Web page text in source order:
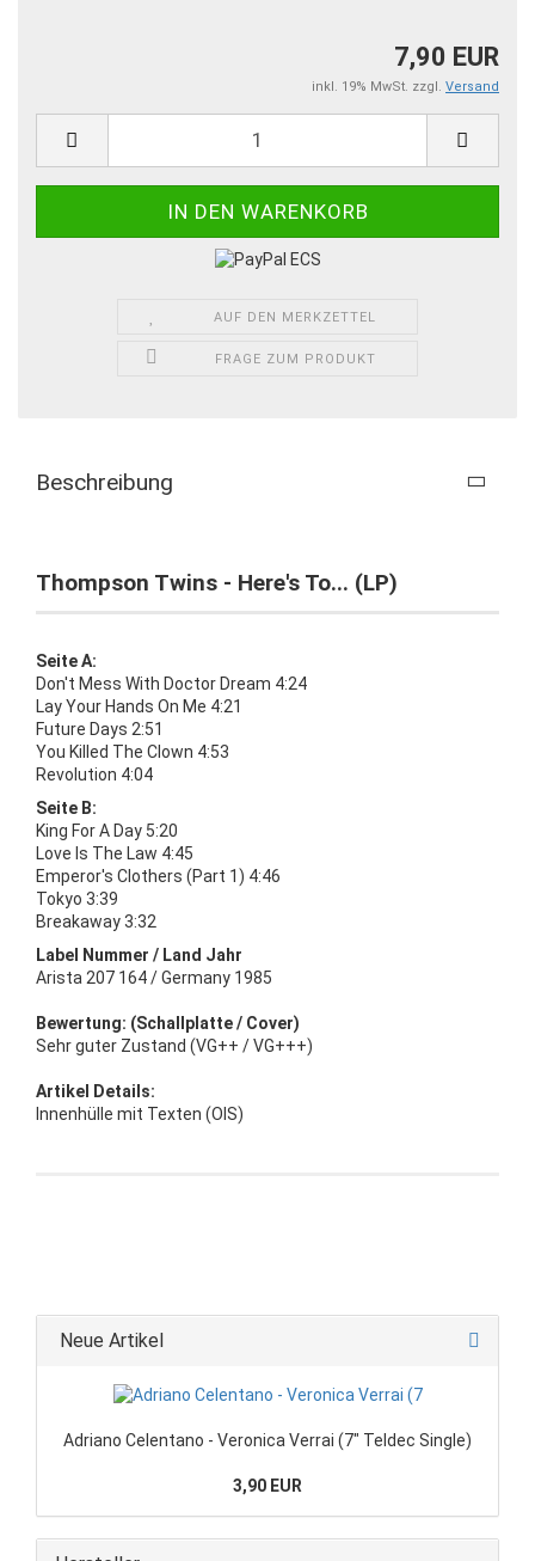
7,90 EUR
inkl. 19% MwSt. zzgl. Versand
AUF DEN MERKZETTEL
FRAGE ZUM PRODUKT
Beschreibung
Thompson Twins - Here's To... (LP)
Seite A:
Don't Mess With Doctor Dream 4:24
Lay Your Hands On Me 4:21
Future Days 2:51
You Killed The Clown 4:53
Revolution 4:04
Seite B:
King For A Day 5:20
Love Is The Law 4:45
Emperor's Clothers (Part 1) 4:46
Tokyo 3:39
Breakaway 3:32
Label Nummer / Land Jahr
Arista 207 164 / Germany 1985
Bewertung: (Schallplatte / Cover)
Sehr guter Zustand (VG++ / VG+++)
Artikel Details:
Innenhülle mit Texten (OIS)
Neue Artikel
Adriano Celentano - Veronica Verrai (7" Teldec Single)
3,90 EUR